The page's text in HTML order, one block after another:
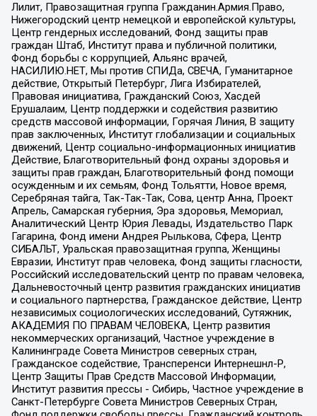
Лилит, Правозащитная группа Гражданин.Армия.Право,
Нижегородский центр немецкой и европейской культуры,
Центр гендерных исследований, Фонд защиты прав
граждан Штаб, Институт права и публичной политики,
Фонд борьбы с коррупцией, Альянс врачей,
НАСИЛИЮ.НЕТ, Мы против СПИДа, СВЕЧА, Гуманитарное
действие, Открытый Петербург, Лига Избирателей,
Правовая инициатива, Гражданский Союз, Хасдей
Ерушалаим, Центр поддержки и содействия развитию
средств массовой информации, Горячая Линия, В защиту
прав заключенных, Институт глобализации и социальных
движений, Центр социально-информационных инициатив
Действие, Благотворительный фонд охраны здоровья и
защиты прав граждан, Благотворительный фонд помощи
осужденным и их семьям, Фонд Тольятти, Новое время,
Серебряная тайга, Так-Так-Так, Сова, центр Анна, Проект
Апрель, Самарская губерния, Эра здоровья, Мемориал,
Аналитический Центр Юрия Левады, Издательство Парк
Гагарина, Фонд имени Андрея Рылькова, Сфера, Центр
СИБАЛЬТ, Уральская правозащитная группа, Женщины
Евразии, Институт прав человека, Фонд защиты гласности,
Российский исследовательский центр по правам человека,
Дальневосточный центр развития гражданских инициатив
и социального партнерства, Гражданское действие, Центр
независимых социологических исследований, Сутяжник,
АКАДЕМИЯ ПО ПРАВАМ ЧЕЛОВЕКА, Центр развития
некоммерческих организаций, Частное учреждение в
Калининграде Совета Министров северных стран,
Гражданское содействие, Трансперенси Интернешнл-Р,
Центр Защиты Прав Средств Массовой Информации,
Институт развития прессы - Сибирь, Частное учреждение в
Санкт-Петербурге Совета Министров Северных Стран,